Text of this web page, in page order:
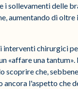
i sollevamenti delle
aumentando di oltre
interventi chirurgici
«affare una
scoprire che,
ancora l'aspetto che